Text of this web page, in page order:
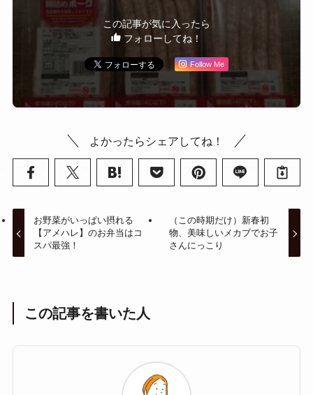
この記事が気に入ったら
フォローしてね！
Follow Me
よかったらシェアしてね！
お野菜がいっぱい摂れる
【アメハレ】のお弁当はコ
スパ最強！
（この時期だけ）新春初
物、美味しいメカブでお子
さんにっこり
この記事を書いた人